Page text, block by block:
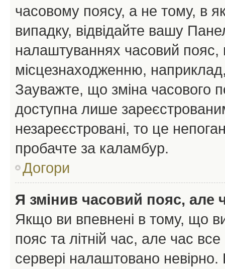
часовому поясу, а не тому, в
випадку, відвідайте вашу
налаштуваннях часовий пояс,
місцезнаходженню,
Зауважте, що зміна часового
доступна лише
незареєстровані, то це
пробачте за каламбур.
Догори
Я змінив часовий пояс, але
Якщо ви впевнені в тому, що
пояс та літній час, але час
сервері налаштовано